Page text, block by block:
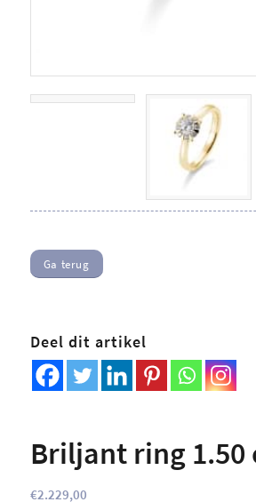
Ga terug
Deel dit artikel
Briljant ring 1.50
€2.229,00